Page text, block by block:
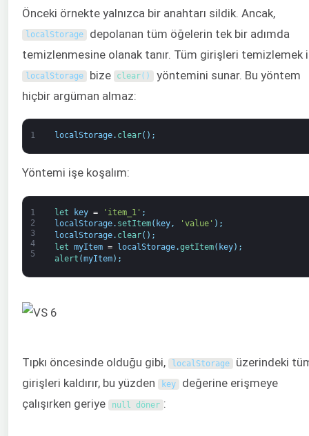
Önceki örnekte yalnızca bir anahtarı sildik. Ancak,
localStorage depolanan tüm öğelerin tek bir adımda
temizlenmesine olanak tanır. Tüm girişleri temizlemek
localStorage bize clear( )
yöntemini sunar. Bu yöntem
hiçbir argüman almaz:
1 localStorage. clear( ) ;
Yöntemi işe koşalım:
1
2
3
4
5
let key = 'item_1' ;
localStorage. setItem( key, 'value' ) ;
localStorage. clear( ) ;
let myItem = localStorage.getItem( key) ;
alert (myItem) ;
Tıpkı öncesinde olduğu gibi, localStorage üzerindeki
girişleri kaldırır, bu yüzden
key değerine erişmeye
çalışırken geriye
null döner :